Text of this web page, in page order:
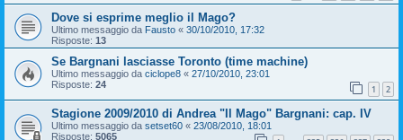
Dove si esprime meglio il Mago?
Ultimo messaggio da Fausto « 30/10/2010, 17:32
Risposte: 13
Se Bargnani lasciasse Toronto (time machine)
Ultimo messaggio da ciclope8 « 27/10/2010, 23:01
Risposte: 24 1 2
Stagione 2009/2010 di Andrea "Il Mago" Bargnani: cap. IV
Ultimo messaggio da setset60 « 23/08/2010, 18:01
Risposte: 5065